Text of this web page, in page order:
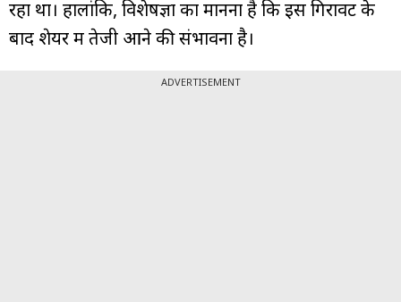
रहा था। हालांकि, विशेषज्ञों का मानना है कि इस गिरावट के
बाद शेयर में तेजी आने की संभावना है।
ADVERTISEMENT